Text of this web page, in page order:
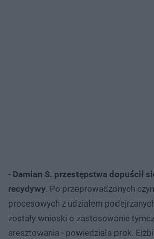
- Damian S. przestępstwa dopuścił
recydywy. Po przeprowadzonych
procesowych z udziałem
zostały wnioski o zastosowanie
aresztowania - powiedziała prok.